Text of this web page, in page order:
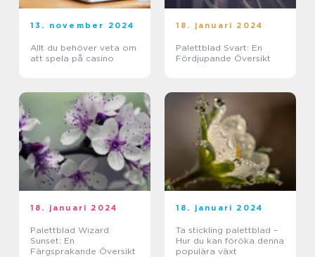
13. november 2024
Allt du behöver veta om
att spela på casino
18. januari 2024
Palettblad Svart: En
Fördjupande Översikt
18. januari 2024
Palettblad Wizard
Sunset: En
Färgsprakande Översikt
18. januari 2024
Ta stickling palettblad –
Hur du kan föröka denna
populära växt